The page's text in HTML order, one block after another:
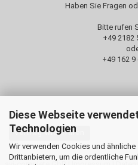
Diese Webseite
Technologien
Wir verwenden Cookies und
Drittanbietern, um die ordentliche
Haben Sie Fragen
Bitte rufen
+49 2182
+49 162 9
Vertrag widerrufen